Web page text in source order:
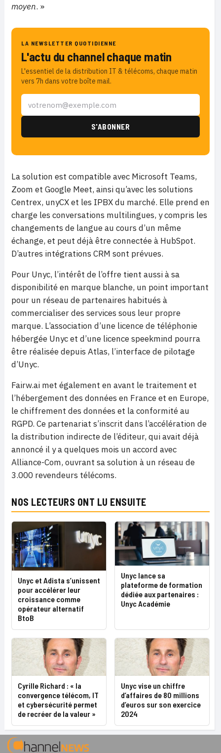
moyen. »
LA NEWSLETTER QUOTIDIENNE
L'actu du channel chaque matin
L'essentiel de la distribution IT & télécoms, chaque matin
vers 7h dans votre boîte mail.
La solution est compatible avec Microsoft Teams,
Zoom et Google Meet, ainsi qu’avec les solutions
Centrex, unyCX et les IPBX du marché. Elle prend en
charge les conversations multilingues, y compris les
changements de langue au cours d’un même
échange, et peut déjà être connectée à HubSpot.
D’autres intégrations CRM sont prévues.
Pour Unyc, l’intérêt de l’offre tient aussi à sa
disponibilité en marque blanche, un point important
pour un réseau de partenaires habitués à
commercialiser des services sous leur propre
marque. L’association d’une licence de téléphonie
hébergée Unyc et d’une licence speekmind pourra
être réalisée depuis Atlas, l’interface de pilotage
d’Unyc.
Fairw.ai met également en avant le traitement et
l’hébergement des données en France et en Europe,
le chiffrement des données et la conformité au
RGPD. Ce partenariat s’inscrit dans l’accélération de
la distribution indirecte de l’éditeur, qui avait déjà
annoncé il y a quelques mois un accord avec
Alliance-Com, ouvrant sa solution à un réseau de
3.000 revendeurs télécoms.
NOS LECTEURS ONT LU ENSUITE
Unyc et Adista s’unissent
pour accélérer leur
croissance comme
opérateur alternatif
BtoB
Unyc lance sa
plateforme de formation
dédiée aux partenaires :
Unyc Académie
Cyrille Richard : « la
convergence télécom, IT
et cybersécurité permet
de recréer de la valeur »
Unyc vise un chiffre
d’affaires de 80 millions
d’euros sur son exercice
2024